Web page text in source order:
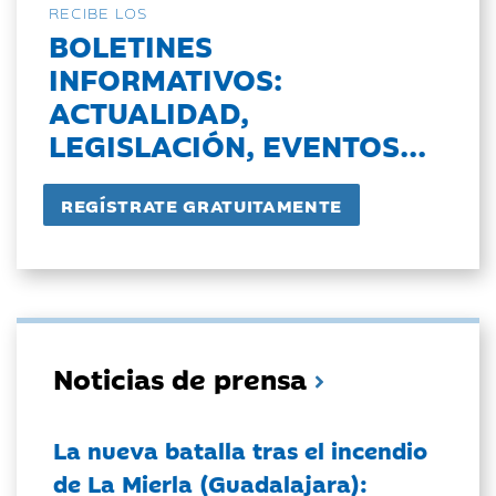
RECIBE LOS
BOLETINES
INFORMATIVOS:
ACTUALIDAD,
LEGISLACIÓN, EVENTOS...
Noticias de prensa
La nueva batalla tras el incendio
de La Mierla (Guadalajara):